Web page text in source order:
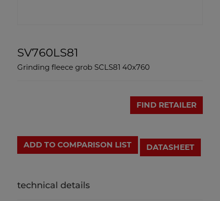
SV760LS81
Grinding fleece grob SCLS81 40x760
FIND RETAILER
ADD TO COMPARISON LIST DATASHEET
technical details